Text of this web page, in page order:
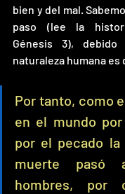
bien y del mal.
paso (lee la
Génesis 3),
naturaleza humana es
Por tanto, como
en el mundo
por el pecado
muerte pasó
hombres, por